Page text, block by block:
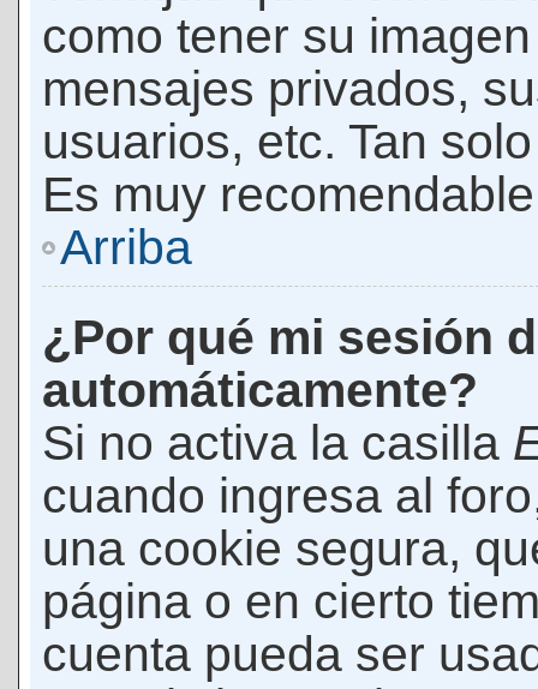
como tener su
mensajes privados,
usuarios, etc. Tan
Es muy
Arriba
¿Por qué mi sesión
automáticamente?
Si no activa la casilla
cuando ingresa al
una cookie segura,
página o en cierto
cuenta pueda ser